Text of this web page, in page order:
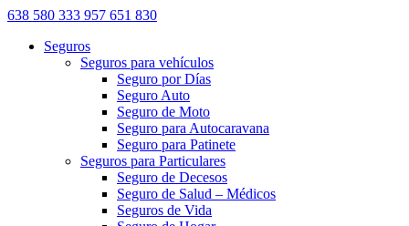
638 580 333 957 651 830
Seguros
Seguros para vehículos
Seguro por Días
Seguro Auto
Seguro de Moto
Seguro para Autocaravana
Seguro para Patinete
Seguros para Particulares
Seguro de Decesos
Seguro de Salud – Médicos
Seguros de Vida